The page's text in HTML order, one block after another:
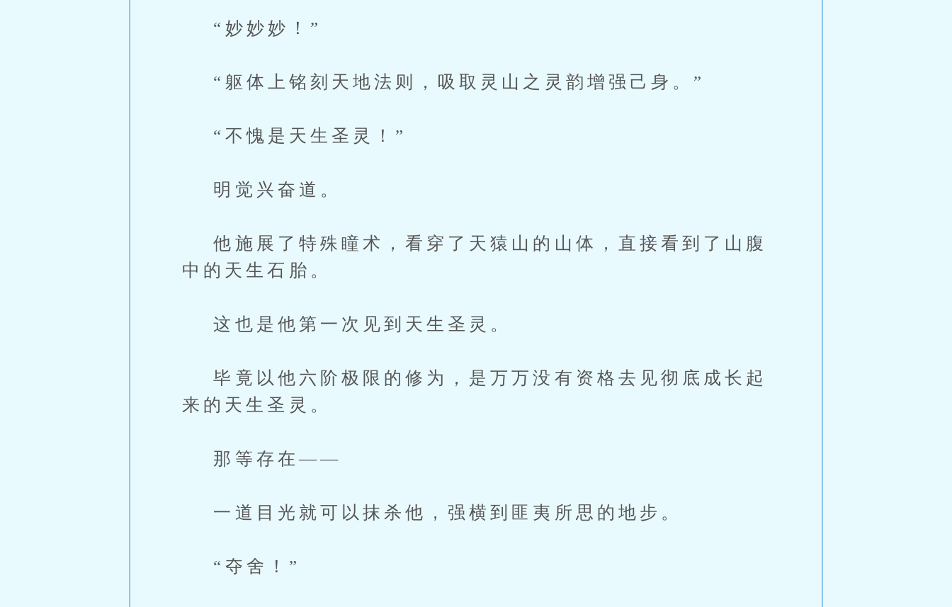
“妙妙妙！”
“躯体上铭刻天地法则，吸取灵山之灵韵增强己身。”
“不愧是天生圣灵！”
明觉兴奋道。
他施展了特殊瞳术，看穿了天猿山的山体，直接看到了山腹
中的天生石胎。
这也是他第一次见到天生圣灵。
毕竟以他六阶极限的修为，是万万没有资格去见彻底成长起
来的天生圣灵。
那等存在——
一道目光就可以抹杀他，强横到匪夷所思的地步。
“夺舍！”